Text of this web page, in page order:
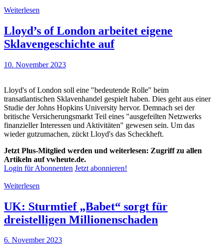
Weiterlesen
Lloyd’s of London arbeitet eigene
Sklavengeschichte auf
10. November 2023
Lloyd's of London soll eine "bedeutende Rolle" beim
transatlantischen Sklavenhandel gespielt haben. Dies geht aus einer
Studie der Johns Hopkins University hervor. Demnach sei der
britische Versicherungsmarkt Teil eines "ausgefeilten Netzwerks
finanzieller Interessen und Aktivitäten" gewesen sein. Um das
wieder gutzumachen, zückt Lloyd's das Scheckheft.
Jetzt Plus-Mitglied werden und weiterlesen: Zugriff zu allen
Artikeln auf vwheute.de.
Login für Abonnenten Jetzt abonnieren!
Weiterlesen
UK: Sturmtief „Babet“ sorgt für
dreistelligen Millionenschaden
6. November 2023